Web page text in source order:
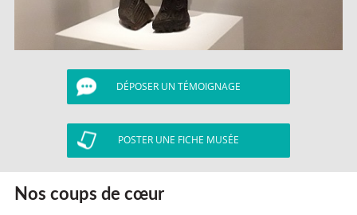
DÉPOSER UN TÉMOIGNAGE
POSTER UNE FICHE MUSÉE
Nos coups de cœur